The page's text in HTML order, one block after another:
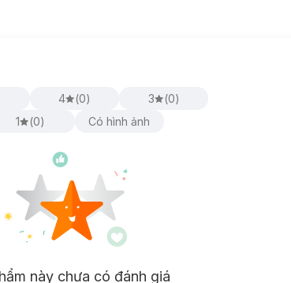
4 (0) 3 (0)
1
(0) Có hình ảnh
này chưa có đánh giá